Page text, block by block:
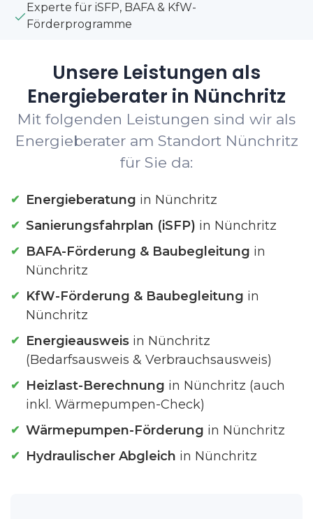
Experte für iSFP, BAFA & KfW-
Förderprogramme
Unsere Leistungen als
Energieberater in Nünchritz
Mit folgenden Leistungen sind wir als
Energieberater am Standort Nünchritz
für Sie da:
Energieberatung in Nünchritz
Sanierungsfahrplan (iSFP) in Nünchritz
BAFA-Förderung & Baubegleitung in
Nünchritz
KfW-Förderung & Baubegleitung in
Nünchritz
Energieausweis in Nünchritz
(Bedarfsausweis & Verbrauchsausweis)
Heizlast-Berechnung in Nünchritz (auch
inkl. Wärmepumpen-Check)
Wärmepumpen-Förderung in Nünchritz
Hydraulischer Abgleich in Nünchritz